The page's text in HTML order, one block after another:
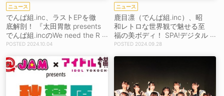
ニュース
でんぱ組.inc、ラストEPを徹
底解剖！ 『太田胃散 presents
でんぱ組.incのWe need the R
ADIO』放送決定
2024.10.04
ニュース
鹿目凛（でんぱ組.inc）、昭
和レトロな世界観で魅せる至
福の美ボディ！ SPA!デジタル
写真集発売2024.09.28